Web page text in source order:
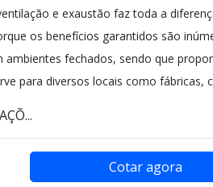
e exaustão faz toda a
os benefícios garantidos são
ambientes fechados, sendo que
para diversos locais como fábricas,
Cotar agora